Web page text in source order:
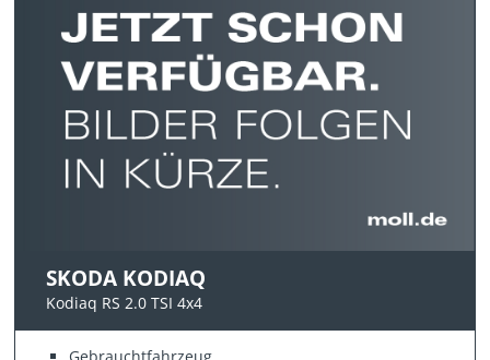
SKODA KODIAQ
Kodiaq RS 2.0 TSI 4x4